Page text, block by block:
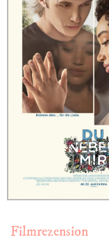
Filmrezension